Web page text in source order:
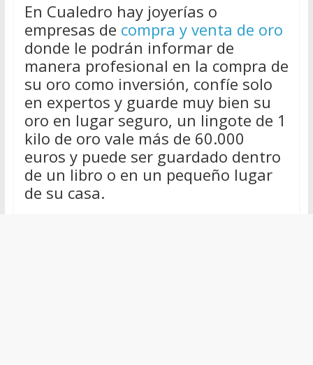
En Cualedro hay joyerías o
empresas de compra y venta de oro
donde le podrán informar de
manera profesional en la compra de
su oro como inversión, confíe solo
en expertos y guarde muy bien su
oro en lugar seguro, un lingote de 1
kilo de oro vale más de 60.000
euros y puede ser guardado dentro
de un libro o en un pequeño lugar
de su casa.